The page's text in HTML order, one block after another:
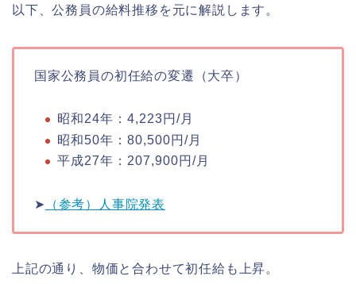
以下、公務員の給料推移を元に解説します。
国家公務員の初任給の変遷（大卒）
昭和24年：4,223円/月
昭和50年：80,500円/月
平成27年：207,900円/月
➤ （参考）人事院発表
上記の通り、物価と合わせて初任給も上昇。